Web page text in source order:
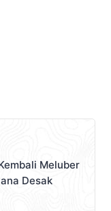
Meluber
Desak